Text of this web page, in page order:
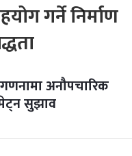
गर्ने निर्माण
गणनामा अनौपचारिक
सुझाव